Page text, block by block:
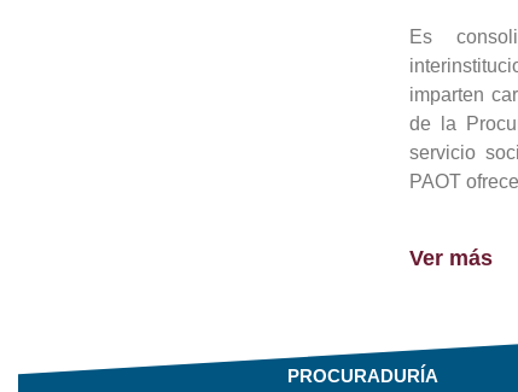
Es
imparten
de la
servicio
PAOT
Ver más
PROCURADURÍA